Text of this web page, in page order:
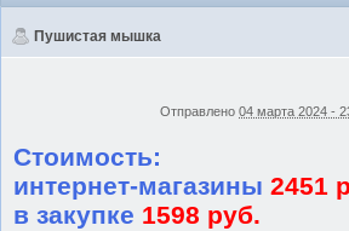
Пушистая мышка
Отправлено 04 марта 2024 -
Стоимость:
интернет-магазины 2451
в закупке 1598 руб.